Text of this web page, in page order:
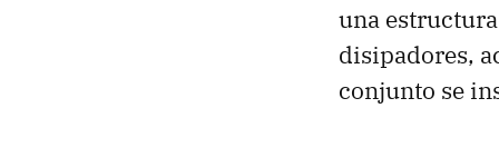
una
disipadores,
conjunto se